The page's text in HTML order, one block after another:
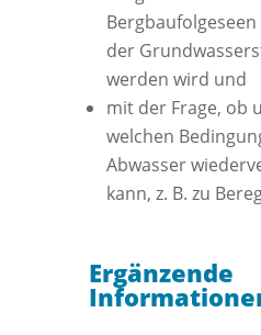
der
werden wird und
mit der Frage, ob
welchen
Abwasser
kann, z. B. zu
Ergänzende